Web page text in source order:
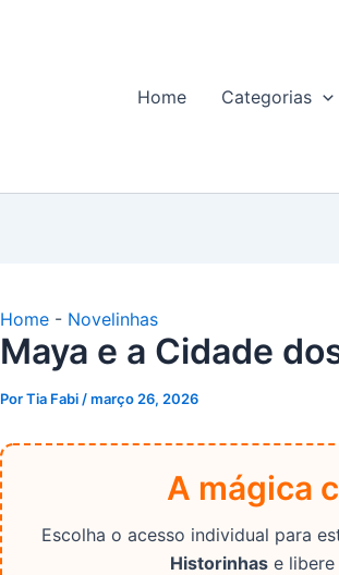
Home Categorias
Home - Novelinhas
Maya e a Cidade
PorTia Fabi /março 26, 2026
A mágica
Escolha o acesso individual para
Historinhas e